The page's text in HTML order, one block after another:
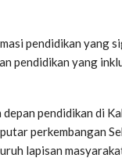
pendidikan yang
pendidikan yang
pendidikan di
perkembangan
lapisan